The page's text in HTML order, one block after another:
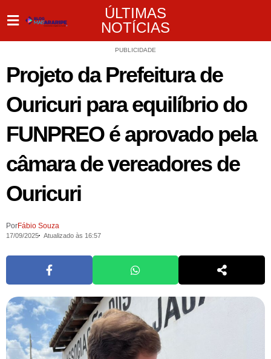
ÚLTIMAS
NOTÍCIAS
PUBLICIDADE
Projeto da Prefeitura de
Ouricuri para equilíbrio do
FUNPREO é aprovado pela
câmara de vereadores de
Ouricuri
PorFábio Souza
17/09/2025 Atualizado às 16:57